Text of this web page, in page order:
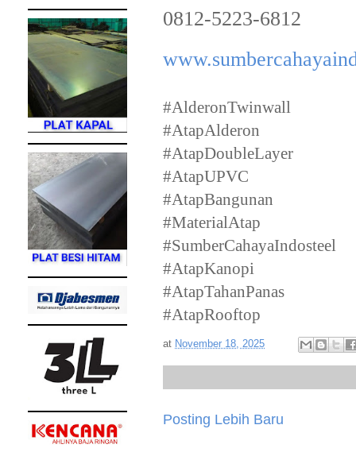
0812-5223-6812
#AlderonTwinwall
#AtapAlderon
#AtapDoubleLayer
#AtapUPVC
#AtapBangunan
#MaterialAtap
#SumberCahayaIndosteel
#AtapKanopi
#AtapTahanPanas
#AtapRooftop
at November 18, 2025
Posting Lebih Baru